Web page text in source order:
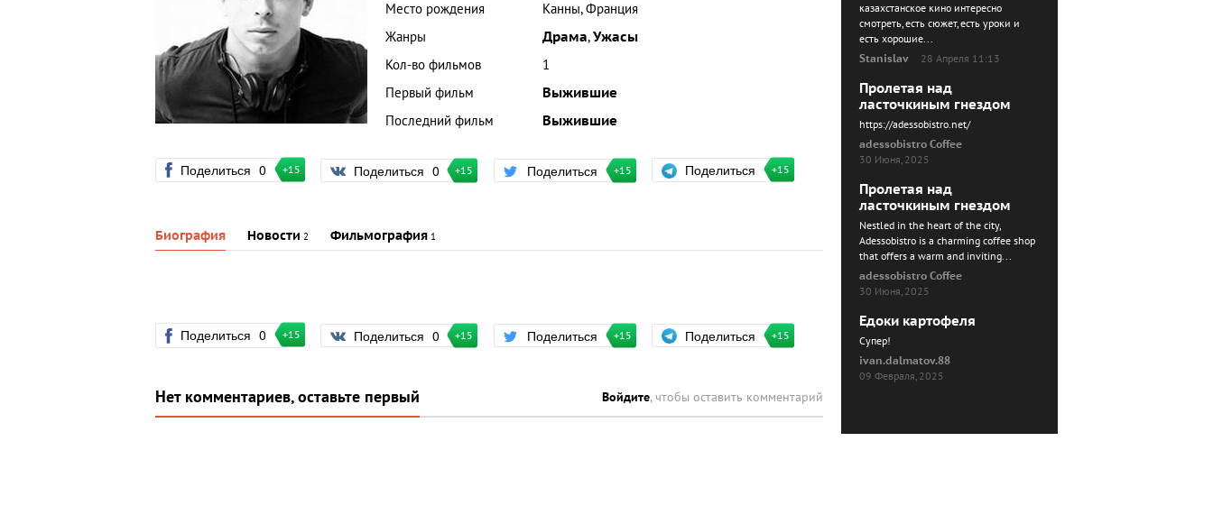
Место рождения
Канны, Франция
Жанры
Драма,Ужасы
Кол-во фильмов
1
Первый фильм
Выжившие
Последний фильм
Выжившие
Поделиться 0 +15 Поделиться 0 +15 Поделиться +15 Поделиться +15
Биография Новости 2 Фильмография 1
Поделиться 0 +15 Поделиться 0 +15 Поделиться +15 Поделиться +15
Нет комментариев, оставьте первый Войдите, чтобы оставить комментарий
казахстанское кино интересно
смотреть, есть сюжет, есть уроки и
есть хорошие...
Stanislav
28 Апреля 11:13
Пролетая над
ласточкиным гнездом
https://adessobistro.net/
adessobistro Coffee
30 Июня, 2025
Пролетая над
ласточкиным гнездом
Nestled in the heart of the city,
Adessobistro is a charming coffee shop
that offers a warm and inviting...
adessobistro Coffee
30 Июня, 2025
Едоки картофеля
Cупер!
ivan.dalmatov.88
09 Февраля, 2025